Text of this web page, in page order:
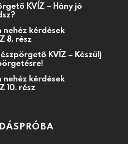
KVÍZ – Hány jó
nehéz kérdések
8. rész
KVÍZ – Készülj
nehéz kérdések
10. rész